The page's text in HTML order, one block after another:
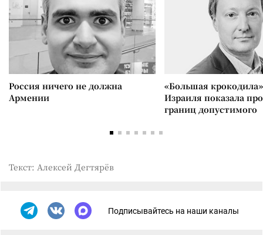
Россия ничего не должна
Армении
«Большая
Израиля показала
границ допустимого
Текст: Алексей Дегтярёв
Подписывайтесь на наши каналы